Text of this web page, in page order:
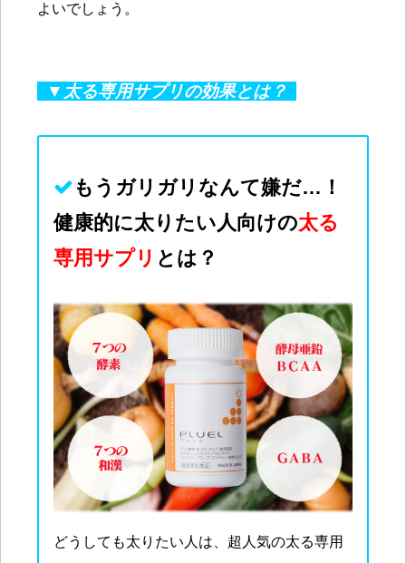
よいでしょう。
▼太る専用サプリの効果とは？
もうガリガリなんて嫌だ…！
健康的に太りたい人向けの太る
専用サプリ とは？
どうしても太りたい人は、超人気の太る専用